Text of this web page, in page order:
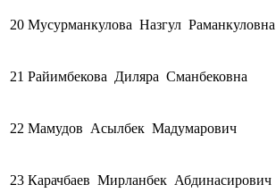
20 Мусурманкулова Назгул Раманкуловна
21 Райимбекова Диляра Сманбековна
22 Мамудов Асылбек Мадумарович
23 Карачбаев Мирланбек Абдинасирович